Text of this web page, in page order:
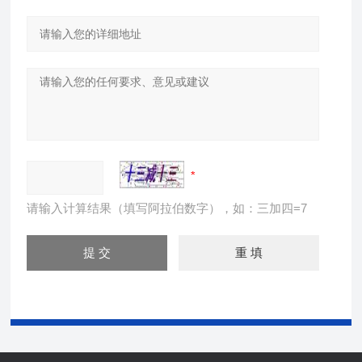
请输入计算结果（填写阿拉伯数字），如：三加四=7